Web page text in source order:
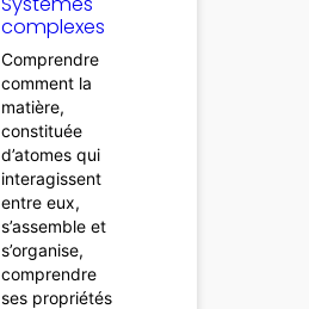
complexes
Comprendre
comment la
matière,
constituée
d’atomes qui
interagissent
entre eux,
s’assemble et
s’organise,
comprendre
ses propriétés